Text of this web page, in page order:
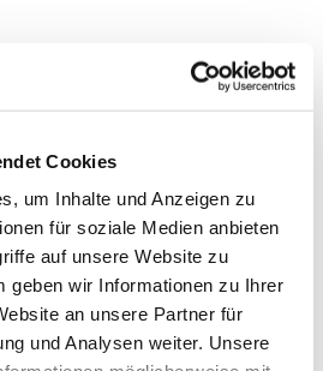
Cookies
um Inhalte und Anzeigen zu
für soziale Medien anbieten
auf unsere Website zu
geben wir Informationen zu Ihrer
an unsere Partner für
und Analysen weiter. Unsere